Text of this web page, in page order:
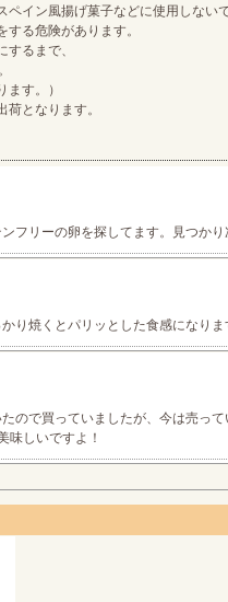
イン風揚げ菓子などに使用しない
る危険があります。
るまで、
ます。）
となります。
フリーの卵を探してます。見つかり
り焼くとパリッとした食感になりま
で買っていましたが、今は売って
味しいですよ！